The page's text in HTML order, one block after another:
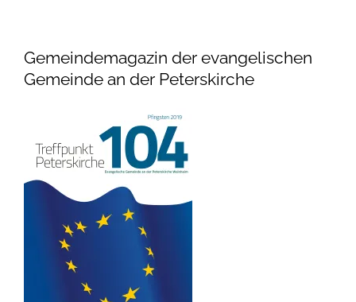
Gemeindemagazin der evangelischen
Gemeinde an der Peterskirche